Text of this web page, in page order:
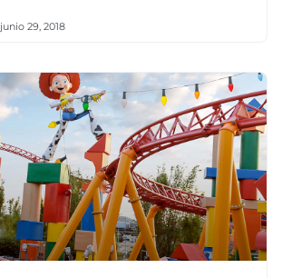
junio 29, 2018